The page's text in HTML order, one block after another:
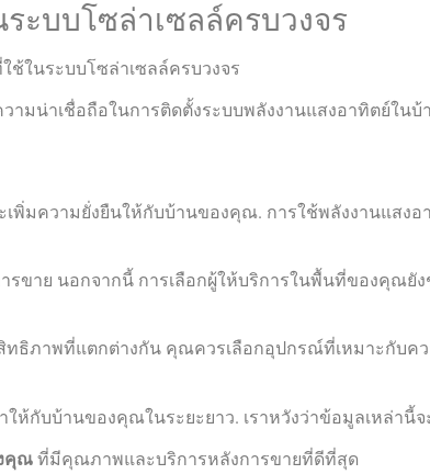
ะบบโซล่าเซลล์ครบวงจร
ช้ในระบบโซล่าเซลล์ครบวงจร
ามน่าเชื่อถือในการติดตั้งระบบพลังงานแสงอาทิตย์ใน
มความยั่งยืนให้กับบ้านของคุณ. การใช้พลังงานแสงอ
าย นอกจากนี้ การเลือกผู้ให้บริการในพื้นที่ของคุณยั
ทธิภาพที่แตกต่างกัน คุณควรเลือกอุปกรณ์ที่เหมาะกับ
ห้กับบ้านของคุณในระยะยาว. เราหวังว่าข้อมูลเหล่า
คุณ ที่มีคุณภาพและบริการหลังการขายที่ดีที่สุด